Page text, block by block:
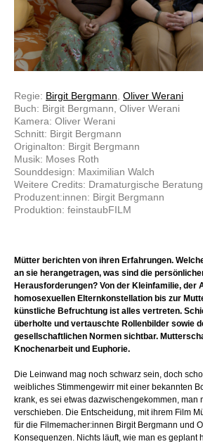
Regie: Birgit Bergmann Oliver Werani
Buch: Birgit Bergmann, Oliver Werani
Kamera: Oliver Werani
Schnitt: Birgit Bergmann
Originalton: Birgit Bergmann
Musik: Moses Roth
Sounddesign: Maximilian Walch
Weitere Credits: Dramaturgische
Produzent:innen: Birgit Bergmann
Produktion: feinstaubFILM
Mütter berichten von ihren Erfahrungen.
an sie herangetragen, was sind die
Herausforderungen? Von der Kleinfamilie, der
homosexuellen Elternkonstellation bis zur
künstliche Befruchtung ist alles vertreten.
überholte und vertauschte Rollenbilder sowie
gesellschaftlichen Normen sichtbar.
Knochenarbeit und Euphorie.
Die Leinwand mag noch schwarz sein, doch
weibliches Stimmengewirr mit einer bekannten
krank, es sei etwas dazwischengekommen, man
verschieben. Die Entscheidung, mit ihrem Film
für die Filmemacher:innen Birgit Bergmann und
Konsequenzen. Nichts läuft, wie man es geplant